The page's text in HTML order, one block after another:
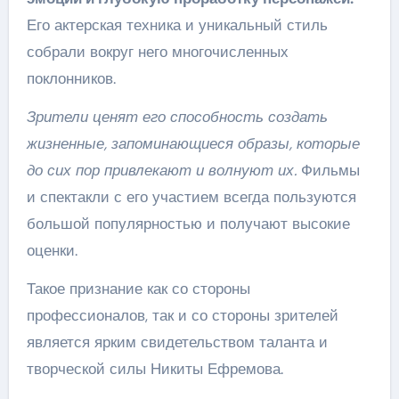
Его актерская техника и уникальный стиль
собрали вокруг него многочисленных
поклонников.
Зрители ценят его способность создать
жизненные, запоминающиеся образы, которые
до сих пор привлекают и волнуют их. Фильмы
и спектакли с его участием всегда пользуются
большой популярностью и получают высокие
оценки.
Такое признание как со стороны
профессионалов, так и со стороны зрителей
является ярким свидетельством таланта и
творческой силы Никиты Ефремова.